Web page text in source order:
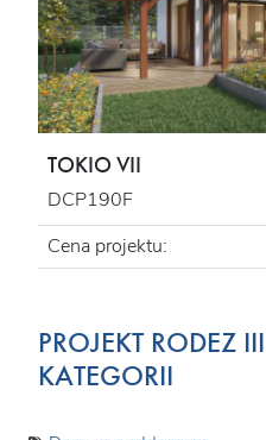
TOKIO VII
DCP190F
Cena projektu:
PROJEKT RODEZ
KATEGORII